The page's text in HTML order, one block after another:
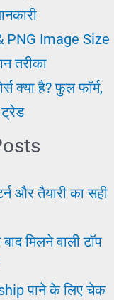
PNG Image Size
तरीका
क्या है? फुल फॉर्म,
और तैयारी का सही
मिलने वाली टॉप
पाने के लिए चेक